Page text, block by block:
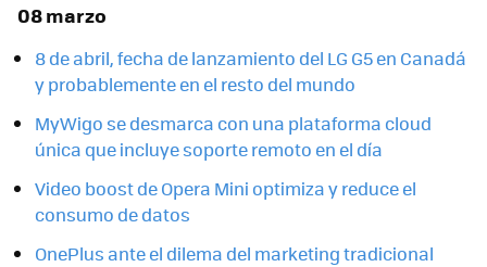
08 marzo
8 de abril, fecha de lanzamiento del LG G5 en Canadá
y probablemente en el resto del mundo
MyWigo se desmarca con una plataforma cloud
única que incluye soporte remoto en el día
Video boost de Opera Mini optimiza y reduce el
consumo de datos
OnePlus ante el dilema del marketing tradicional